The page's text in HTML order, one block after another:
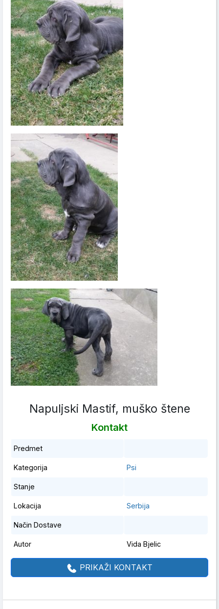
Napuljski Mastif, muško štene
Kontakt
Predmet
Kategorija Psi
Stanje
Lokacija Serbija
Način Dostave
Autor Vida Bjelic
PRIKAŽI KONTAKT